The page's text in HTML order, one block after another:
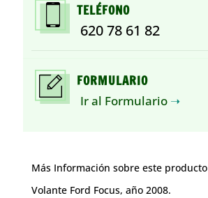
TELÉFONO
620 78 61 82
FORMULARIO
Ir al Formulario ➝
Más Información sobre este producto
Volante Ford Focus, año 2008.